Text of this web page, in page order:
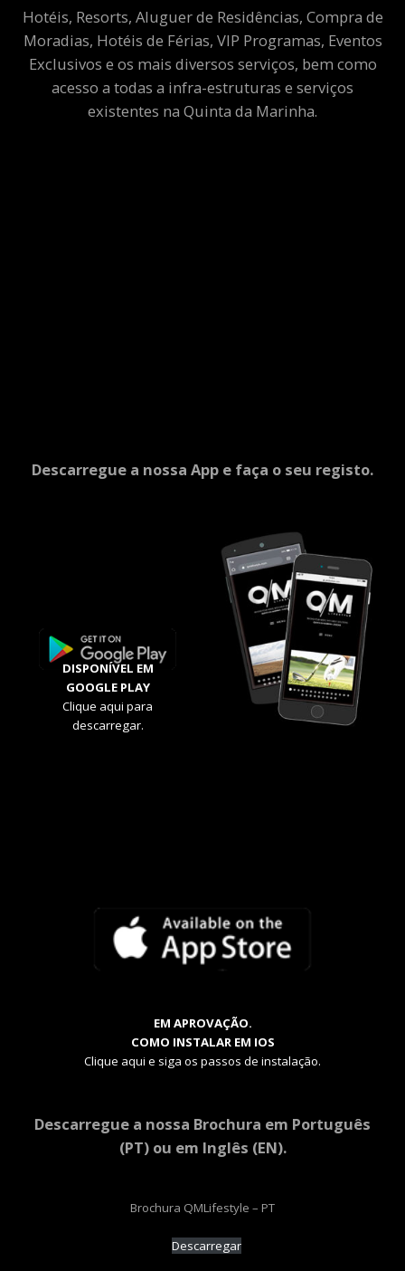
Hotéis, Resorts, Aluguer de Residências, Compra de
Moradias, Hotéis de Férias, VIP Programas, Eventos
Exclusivos e os mais diversos serviços, bem como
acesso a todas a infra-estruturas e serviços
existentes na Quinta da Marinha.
Descarregue a nossa App e faça o seu registo.
DISPONÍVEL EM
GOOGLE PLAY
Clique aqui para
descarregar.
EM APROVAÇÃO.
COMO INSTALAR EM IOS
Clique aqui e siga os passos de instalação.
Descarregue a nossa Brochura em Português
(PT) ou em Inglês (EN).
Brochura QMLifestyle – PT
Descarregar